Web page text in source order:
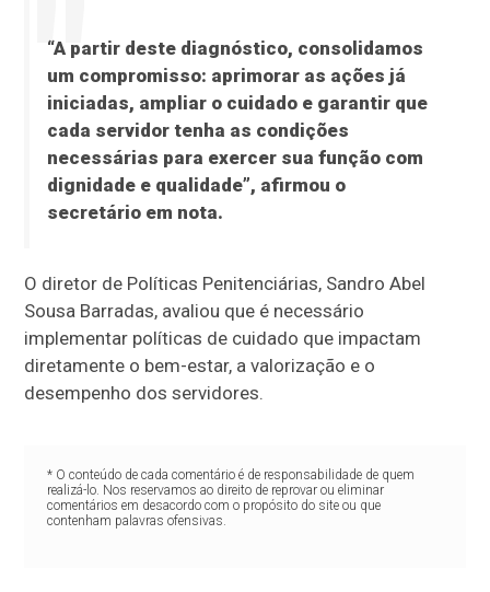
“A partir deste diagnóstico, consolidamos
um compromisso: aprimorar as ações já
iniciadas, ampliar o cuidado e garantir que
cada servidor tenha as condições
necessárias para exercer sua função com
dignidade e qualidade”, afirmou o
secretário em nota.
O diretor de Políticas Penitenciárias, Sandro Abel
Sousa Barradas, avaliou que é necessário
implementar políticas de cuidado que impactam
diretamente o bem-estar, a valorização e o
desempenho dos servidores.
* O conteúdo de cada comentário é de responsabilidade de quem
realizá-lo. Nos reservamos ao direito de reprovar ou eliminar
comentários em desacordo com o propósito do site ou que
contenham palavras ofensivas.